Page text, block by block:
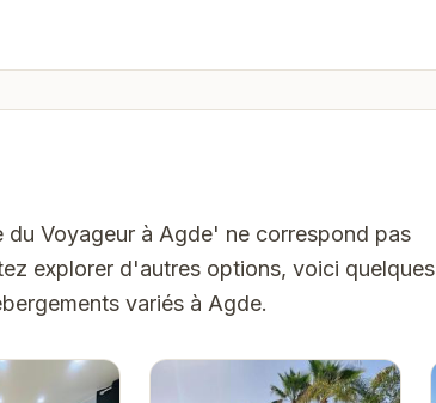
Voyageur à Agde' ne correspond pas
explorer d'autres options, voici quelques
variés à Agde.